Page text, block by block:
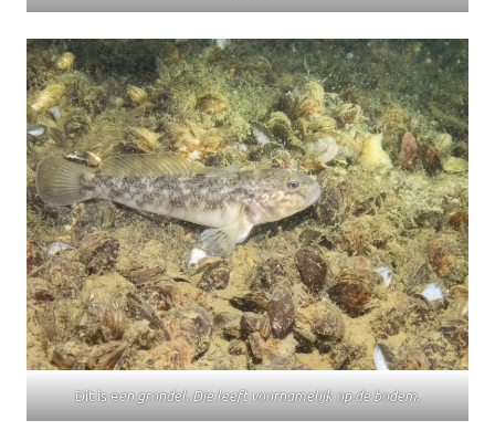
Dit is een grondel. Die leeft voornamelijk op de bodem.